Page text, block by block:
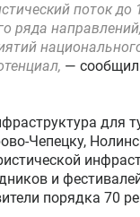
поток до
ряда
— сообщил
для
Чепецку,
и
порядка 70